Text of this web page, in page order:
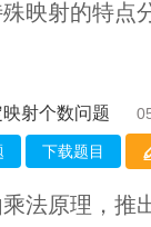
映射的特点
射个数问题
下载题目
法原理，推